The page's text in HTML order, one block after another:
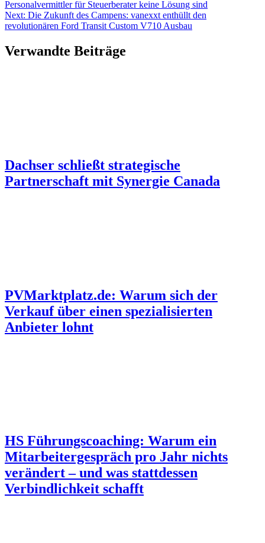
Personalvermittler für Steuerberater keine Lösung sind
Next: Die Zukunft des Campens: vanexxt enthüllt den
revolutionären Ford Transit Custom V710 Ausbau
Verwandte Beiträge
Dachser schließt strategische
Partnerschaft mit Synergie Canada
PVMarktplatz.de: Warum sich der
Verkauf über einen spezialisierten
Anbieter lohnt
HS Führungscoaching: Warum ein
Mitarbeitergespräch pro Jahr nichts
verändert – und was stattdessen
Verbindlichkeit schafft